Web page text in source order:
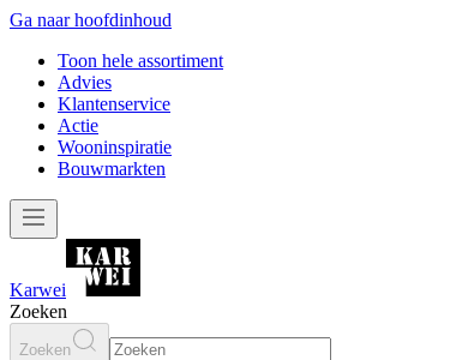
Ga naar hoofdinhoud
Toon hele assortiment
Advies
Klantenservice
Actie
Wooninspiratie
Bouwmarkten
Karwei
Zoeken
Zoeken